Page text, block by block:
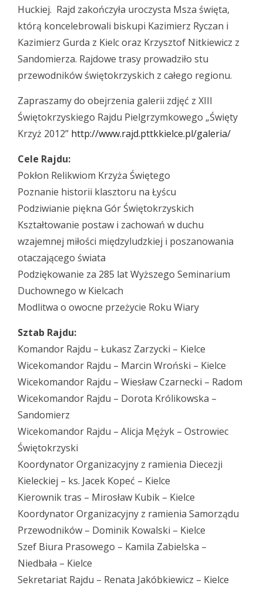
Huckiej. Rajd zakończyła uroczysta Msza święta,
którą koncelebrowali biskupi Kazimierz Ryczan i
Kazimierz Gurda z Kielc oraz Krzysztof Nitkiewicz z
Sandomierza. Rajdowe trasy prowadziło stu
przewodników świętokrzyskich z całego regionu.
Zapraszamy do obejrzenia galerii zdjęć z XIII
Świętokrzyskiego Rajdu Pielgrzymkowego „Święty
Krzyż 2012” http://www.rajd.pttkkielce.pl/galeria/
Cele Rajdu:
Pokłon Relikwiom Krzyża Świętego
Poznanie historii klasztoru na Łyścu
Podziwianie piękna Gór Świętokrzyskich
Kształtowanie postaw i zachowań w duchu
wzajemnej miłości międzyludzkiej i poszanowania
otaczającego świata
Podziękowanie za 285 lat Wyższego Seminarium
Duchownego w Kielcach
Modlitwa o owocne przeżycie Roku Wiary
Sztab Rajdu:
Komandor Rajdu – Łukasz Zarzycki – Kielce
Wicekomandor Rajdu – Marcin Wroński – Kielce
Wicekomandor Rajdu – Wiesław Czarnecki – Radom
Wicekomandor Rajdu – Dorota Królikowska –
Sandomierz
Wicekomandor Rajdu – Alicja Mężyk – Ostrowiec
Świętokrzyski
Koordynator Organizacyjny z ramienia Diecezji
Kieleckiej – ks. Jacek Kopeć – Kielce
Kierownik tras – Mirosław Kubik – Kielce
Koordynator Organizacyjny z ramienia Samorządu
Przewodników – Dominik Kowalski – Kielce
Szef Biura Prasowego – Kamila Zabielska –
Niedbała – Kielce
Sekretariat Rajdu – Renata Jakóbkiewicz – Kielce